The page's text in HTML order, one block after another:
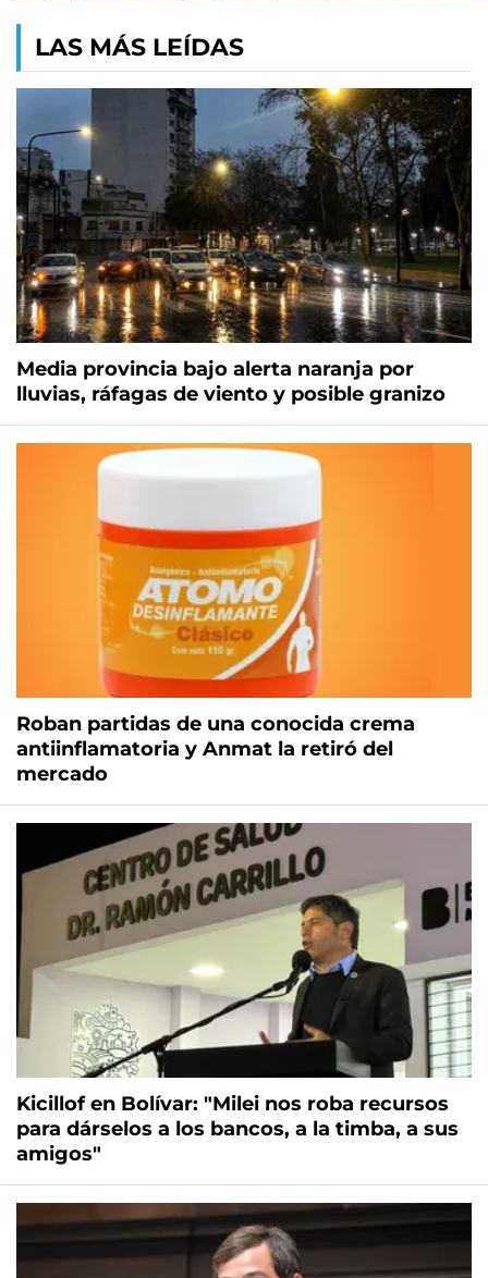
LAS MÁS LEÍDAS
Media provincia bajo alerta naranja por
lluvias, ráfagas de viento y posible granizo
Roban partidas de una conocida crema
antiinflamatoria y Anmat la retiró del
mercado
Kicillof en Bolívar: "Milei nos roba recursos
para dárselos a los bancos, a la timba, a sus
amigos"